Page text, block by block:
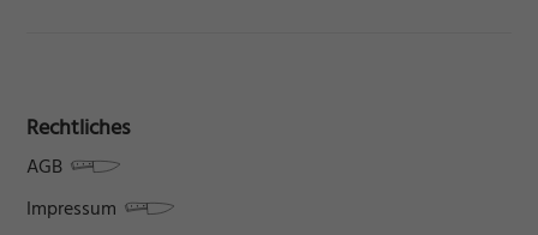
Rechtliches
AGB
Impressum